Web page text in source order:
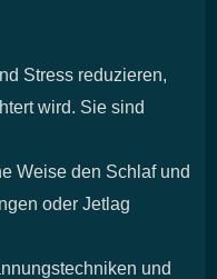
Stress reduzieren,
wird. Sie sind
Weise den Schlaf und
oder Jetlag
und